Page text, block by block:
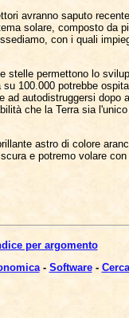
avranno saputo
solare, composto da
con i quali
permettono lo
100.000 potrebbe
autodistruggersi
che la Terra sia
astro di colore
e potremo volare
per argomento
- Software- Cerca